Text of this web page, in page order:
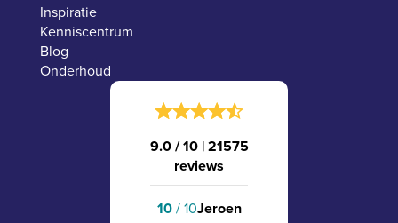
Inspiratie
Kenniscentrum
Blog
Onderhoud
9.0 / 10 |21575
reviews
10/ 10Jeroen